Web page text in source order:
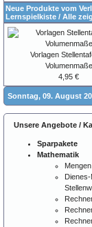
Neue Produkte vom
Lernspielkiste / Alle
Vorlagen
Volumenmaße
4,95 €
Sonntag, 09. August
Unsere Angebote /
Sparpakete
Mathematik
Mengen